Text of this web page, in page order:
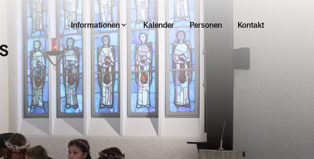
Informationen Kalender Personen Kontakt